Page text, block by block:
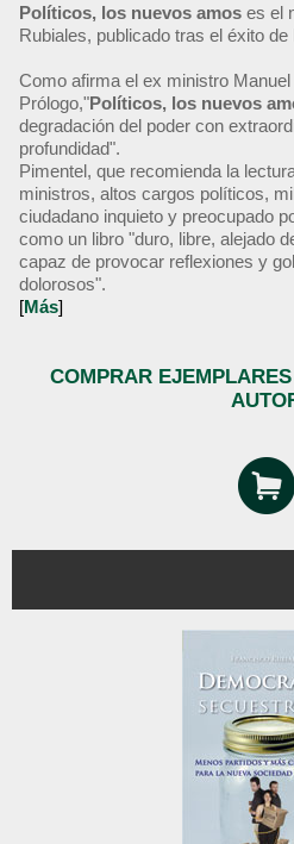
Políticos, los nuevos amos es el
Rubiales, publicado tras el éxito de
Como afirma el ex ministro
Prólogo,"Políticos, los nuevos
degradación del poder con
profundidad".
Pimentel, que recomienda la
ministros, altos cargos políticos,
ciudadano inquieto y preocupado
como un libro "duro, libre, alejado
capaz de provocar reflexiones y
dolorosos".
[Más]
COMPRAR